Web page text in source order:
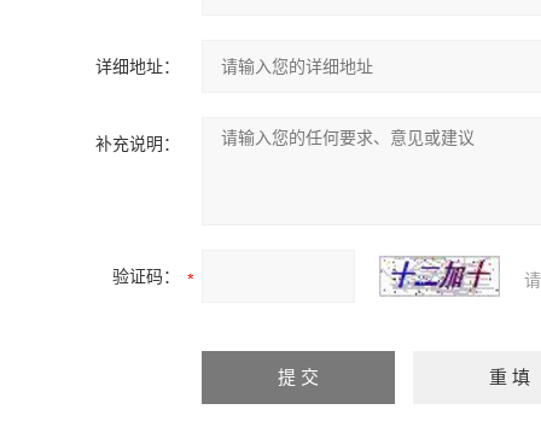
详细地址：
补充说明：
验证码：